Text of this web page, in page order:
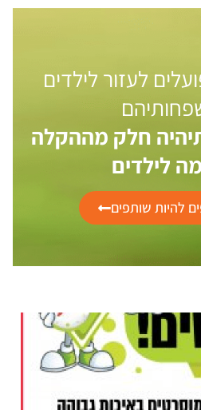
לעזור לילדים
חלק מההקלה
לילדים
להיות שותפים